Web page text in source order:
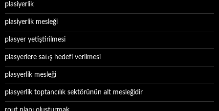
plasiyerlik
plasiyerlik mesleği
plasyer yetiştirilmesi
plasyerlere satış hedefi verilmesi
plasyerlik mesleği
plasyerlik toptancılık sektörünün alt mesleğidir